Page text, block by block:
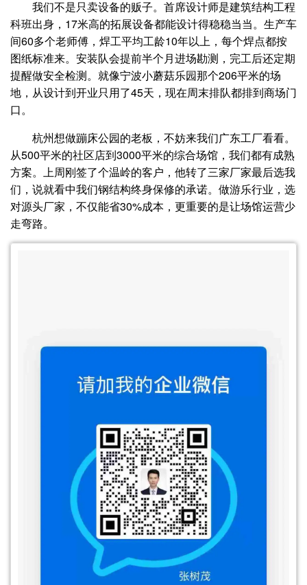
我们不是只卖设备的贩子。首席设计师是建筑结构工程
科班出身，17米高的拓展设备都能设计得稳稳当当。生产车
间60多个老师傅，焊工平均工龄10年以上，每个焊点都按
图纸标准来。安装队会提前半个月进场勘测，完工后还定期
提醒做安全检测。就像宁波小蘑菇乐园那个206平米的场
地，从设计到开业只用了45天，现在周末排队都排到商场门
口。
杭州想做蹦床公园的老板，不妨来我们广东工厂看看。
从500平米的社区店到3000平米的综合场馆，我们都有成熟
方案。上周刚签了个温岭的客户，他转了三家厂家最后选我
们，说就看中我们钢结构终身保修的承诺。做游乐行业，选
对源头厂家，不仅能省30%成本，更重要的是让场馆运营少
走弯路。